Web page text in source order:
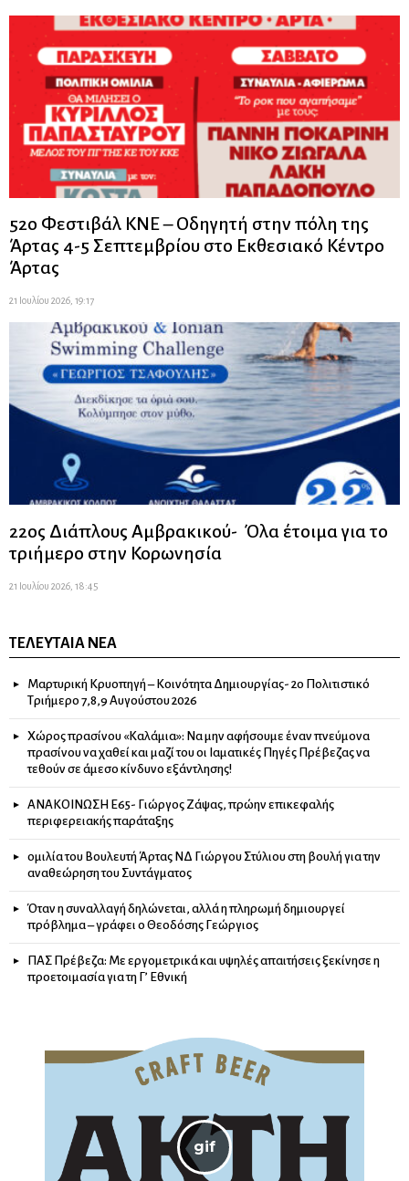
52ο Φεστιβάλ ΚΝΕ – Οδηγητή στην πόλη της
Άρτας 4-5 Σεπτεμβρίου στο Εκθεσιακό Κέντρο
Άρτας
21 Ιουλίου 2026, 19:17
22ος Διάπλους Αμβρακικού- Όλα έτοιμα για το
τριήμερο στην Κορωνησία
21 Ιουλίου 2026, 18:45
ΤΕΛΕΥΤΑΊΑ ΝΈΑ
Μαρτυρική Κρυοπηγή – Κοινότητα Δημιουργίας- 2ο Πολιτιστικό
Τριήμερο 7,8,9 Αυγούστου 2026
Χώρος πρασίνου «Καλάμια»: Να μην αφήσουμε έναν πνεύμονα
πρασίνου να χαθεί και μαζί του οι Ιαματικές Πηγές Πρέβεζας να
τεθούν σε άμεσο κίνδυνο εξάντλησης!
ΑΝΑΚΟΙΝΩΣΗ Ε65- Γιώργος Ζάψας, πρώην επικεφαλής
περιφερειακής παράταξης
ομιλία του Βουλευτή Άρτας ΝΔ Γιώργου Στύλιου στη βουλή για την
αναθεώρηση του Συντάγματος
Όταν η συναλλαγή δηλώνεται, αλλά η πληρωμή δημιουργεί
πρόβλημα – γράφει ο Θεοδόσης Γεώργιος
ΠΑΣ Πρέβεζα: Με εργομετρικά και υψηλές απαιτήσεις ξεκίνησε η
προετοιμασία για τη Γ’ Εθνική